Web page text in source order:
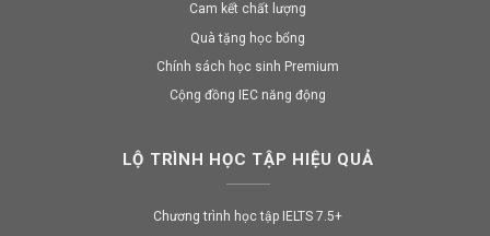
Cam kết chất lượng
Quà tặng học bổng
Chính sách học sinh Premium
Cộng đồng IEC năng động
LỘ TRÌNH HỌC TẬP HIỆU QUẢ
Chương trình học tập IELTS 7.5+